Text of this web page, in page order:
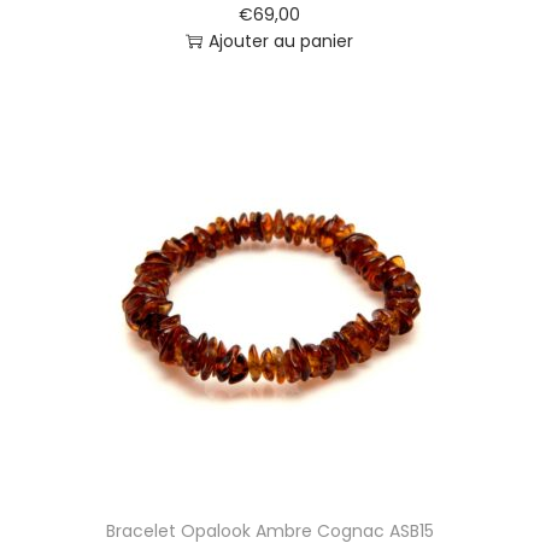
€69,00
Ajouter au panier
Bracelet Opalook Ambre Cognac ASB15